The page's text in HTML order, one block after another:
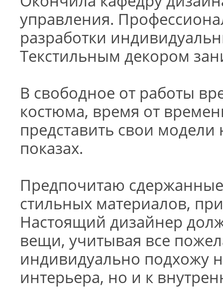
управления.
разработки
Текстильным декором
В свободное от работы
костюма, время от
представить свои
показах.
Предпочитаю
стильных материалов,
Настоящий дизайнер
вещи, учитывая все
индивидуально подхожу
интерьера, но и к